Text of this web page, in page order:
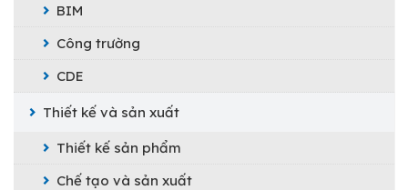
BIM
Công trường
CDE
Thiết kế và sản xuất
Thiết kế sản phẩm
Chế tạo và sản xuất